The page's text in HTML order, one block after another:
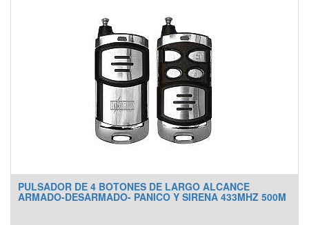
PULSADOR DE 4 BOTONES DE LARGO ALCANCE
ARMADO-DESARMADO- PANICO Y SIRENA 433MHZ 500M